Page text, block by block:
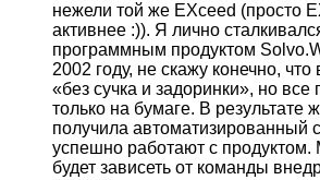
нежели той же EXceed (просто
активнее :)). Я лично
программным продуктом
2002 году, не скажу конечно,
«без сучка и задоринки», но все
только на бумаге. В результате
получила автоматизированный
успешно работают с продуктом.
будет зависеть от команды